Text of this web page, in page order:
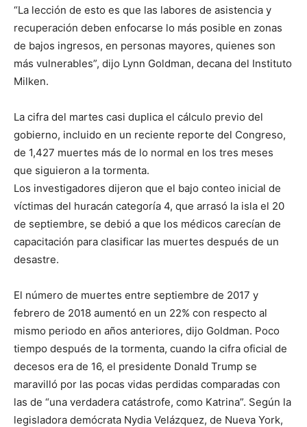
“La lección de esto es que las labores de asistencia y
recuperación deben enfocarse lo más posible en zonas
de bajos ingresos, en personas mayores, quienes son
más vulnerables”, dijo Lynn Goldman, decana del Instituto
Milken.
La cifra del martes casi duplica el cálculo previo del
gobierno, incluido en un reciente reporte del Congreso,
de 1,427 muertes más de lo normal en los tres meses
que siguieron a la tormenta.
Los investigadores dijeron que el bajo conteo inicial de
víctimas del huracán categoría 4, que arrasó la isla el 20
de septiembre, se debió a que los médicos carecían de
capacitación para clasificar las muertes después de un
desastre.
El número de muertes entre septiembre de 2017 y
febrero de 2018 aumentó en un 22% con respecto al
mismo periodo en años anteriores, dijo Goldman. Poco
tiempo después de la tormenta, cuando la cifra oficial de
decesos era de 16, el presidente Donald Trump se
maravilló por las pocas vidas perdidas comparadas con
las de “una verdadera catástrofe, como Katrina”. Según la
legisladora demócrata Nydia Velázquez, de Nueva York,